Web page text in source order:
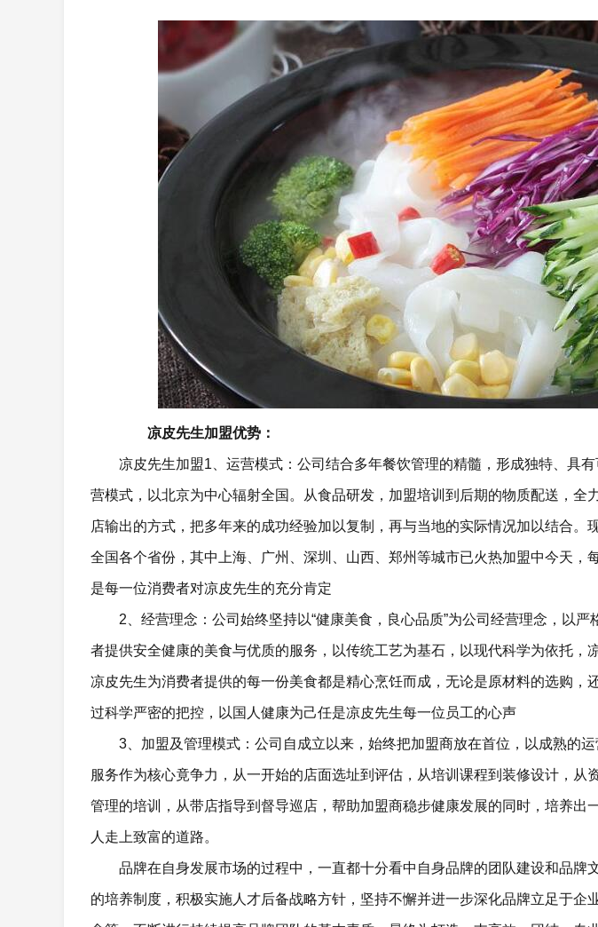
凉皮先生加盟优势：
凉皮先生加盟1、运营模式：公司结合多年餐饮管理的精髓，形成独特、具
营模式，以北京为中心辐射全国。从食品研发，加盟培训到后期的物质配送，全
店输出的方式，把多年来的成功经验加以复制，再与当地的实际情况加以结合。
全国各个省份，其中上海、广州、深圳、山西、郑州等城市已火热加盟中今天，
是每一位消费者对凉皮先生的充分肯定
2、经营理念：公司始终坚持以“健康美食，良心品质”为公司经营理念，以
者提供安全健康的美食与优质的服务，以传统工艺为基石，以现代科学为依托，
凉皮先生为消费者提供的每一份美食都是精心烹饪而成，无论是原材料的选购，
过科学严密的把控，以国人健康为己任是凉皮先生每一位员工的心声
3、加盟及管理模式：公司自成立以来，始终把加盟商放在首位，以成熟的
服务作为核心竟争力，从一开始的店面选址到评估，从培训课程到装修设计，从
管理的培训，从带店指导到督导巡店，帮助加盟商稳步健康发展的同时，培养出
人走上致富的道路。
品牌在自身发展市场的过程中，一直都十分看中自身品牌的团队建设和品牌
的培养制度，积极实施人才后备战略方针，坚持不懈并进一步深化品牌立足于企